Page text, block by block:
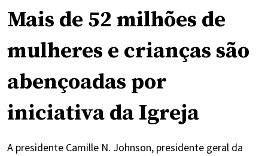
Mais de 52 milhões de
mulheres e crianças são
abençoadas por
iniciativa da Igreja
A presidente Camille N. Johnson, presidente geral da